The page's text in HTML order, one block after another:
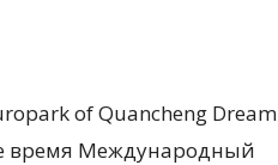
of Quancheng Dream
время Международный